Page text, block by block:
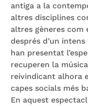
antiga a la
altres disciplines
altres gèneres com
després d’un
han presentat
recuperen la
reivindicant alhora
capes socials més
En aquest